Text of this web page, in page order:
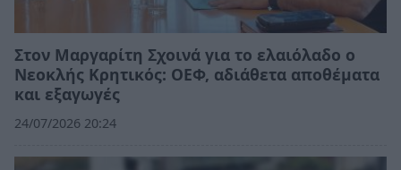
Στον Μαργαρίτη Σχοινά για το ελαιόλαδο ο
Νεοκλής Κρητικός: ΟΕΦ, αδιάθετα αποθέματα
και εξαγωγές
24/07/2026 20:24